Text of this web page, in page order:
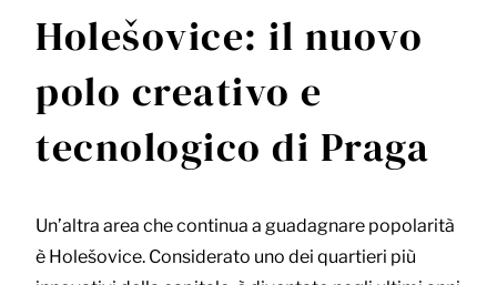
Holešovice: il nuovo
polo creativo e
tecnologico di Praga
Un’altra area che continua a guadagnare popolarità
è Holešovice. Considerato uno dei quartieri più